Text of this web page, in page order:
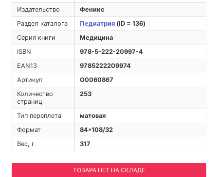
Издательство
Феникс
Раздел каталога
Педиатрия(ID = 136)
Серия книги
Медицина
ISBN
978-5-222-20997-4
EAN13
9785222209974
Артикул
O0060867
Количество
страниц
253
Тип переплета
матовая
Формат
84*108/32
Вес, г
317
ТОВАРА НЕТ НА СКЛАДЕ